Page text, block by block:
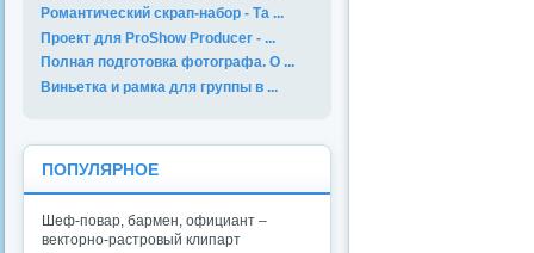
Романтический скрап-набор - Та ...
Проект для ProShow Producer - ...
Полная подготовка фотографа. О ...
Виньетка и рамка для группы в ...
ПОПУЛЯРНОЕ
Шеф-повар, бармен, официант –
векторно-растровый клипарт